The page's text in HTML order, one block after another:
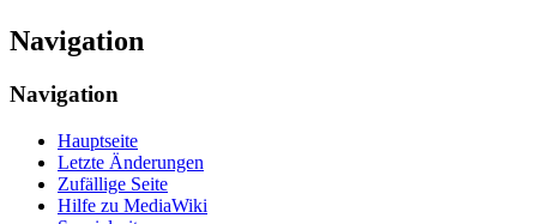
Navigation
Navigation
Hauptseite
Letzte Änderungen
Zufällige Seite
Hilfe zu MediaWiki